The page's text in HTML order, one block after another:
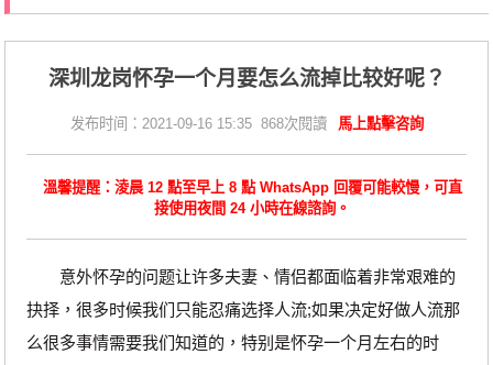
深圳龙岗怀孕一个月要怎么流掉比较好呢？
发布时间：2021-09-16 15:35 868次閱讀 馬上點擊咨詢
溫馨提醒：淩晨 12 點至早上 8 點 WhatsApp 回覆可能較慢，可直
接使用夜間 24 小時在線諮詢。
意外怀孕的问题让许多夫妻、情侣都面临着非常艰难的
抉择，很多时候我们只能忍痛选择人流;如果决定好做人流那
么很多事情需要我们知道的，特别是怀孕一个月左右的时